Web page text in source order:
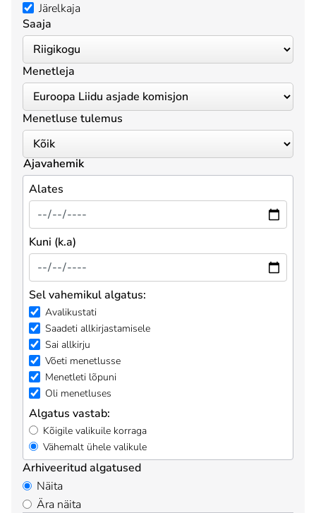
Järelkaja
Saaja
Menetleja
Menetluse tulemus
Ajavahemik
Alates
Kuni (k.a)
Sel vahemikul algatus:
Avalikustati
Saadeti allkirjastamisele
Sai allkirju
Võeti menetlusse
Menetleti lõpuni
Oli menetluses
Algatus vastab:
Kõigile valikuile korraga
Vähemalt ühele valikule
Arhiveeritud algatused
Näita
Ära näita